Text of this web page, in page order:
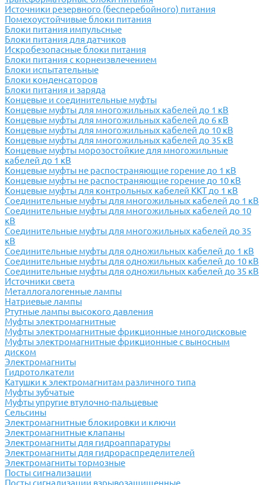
Источники резервного (бесперебойного) питания
Помехоустойчивые блоки питания
Блоки питания импульсные
Блоки питания для датчиков
Искробезопасные блоки питания
Блоки питания с корнеизвлечением
Блоки испытательные
Блоки конденсаторов
Блоки питания и заряда
Концевые и соединительные муфты
Концевые муфты для многожильных кабелей до 1 кВ
Концевые муфты для многожильных кабелей до 6 кВ
Концевые муфты для многожильных кабелей до 10 кВ
Концевые муфты для многожильных кабелей до 35 кВ
Концевые муфты морозостойкие для многожильные
кабелей до 1 кВ
Концевые муфты не распостраняющие горение до 1 кВ
Концевые муфты не распостраняющие горение до 10 кВ
Концевые муфты для контрольных кабелей ККТ до 1 кВ
Соединительные муфты для многожильных кабелей до 1 кВ
Соединительные муфты для многожильных кабелей до 10
кВ
Соединительные муфты для многожильных кабелей до 35
кВ
Соединительные муфты для одножильных кабелей до 1 кВ
Соединительные муфты для одножильных кабелей до 10 кВ
Соединительные муфты для одножильных кабелей до 35 кВ
Источники света
Металлогалогенные лампы
Натриевые лампы
Ртутные лампы высокого давления
Муфты электромагнитные
Муфты электромагнитные фрикционные многодисковые
Муфты электромагнитные фрикционные с выносным
диском
Электромагниты
Гидротолкатели
Катушки к электромагнитам различного типа
Муфты зубчатые
Муфты упругие втулочно-пальцевые
Сельсины
Электромагнитные блокировки и ключи
Электромагнитные клапаны
Электромагниты для гидроаппаратуры
Электромагниты для гидрораспределителей
Электромагниты тормозные
Посты сигнализации
Посты сигнализации взрывозащищенные